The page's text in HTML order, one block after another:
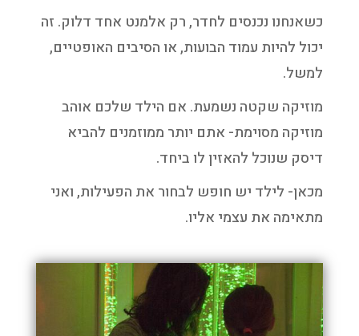
כשאנחנו נכנסים לחדר, רק אלמנט אחד דלוק. זה
יכול להיות עמוד הבועות, או הסיבים האופטיים,
למשל.
מוזיקה שקטה נשמעת. אם הילד שלכם אוהב
מוזיקה מסוימת- אתם יותר ממוזמנים להביא
דיסק שנוכל להאזין לו ביחד.
מכאן- לילד יש חופש לבחור את הפעילות, ואני
מתאימה את עצמי אליו.